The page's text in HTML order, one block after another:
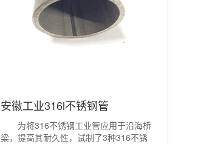
安徽工业316l不锈钢管
为将316不锈钢工业管应用于沿海桥
梁，提高其耐久性，试制了3种316不锈